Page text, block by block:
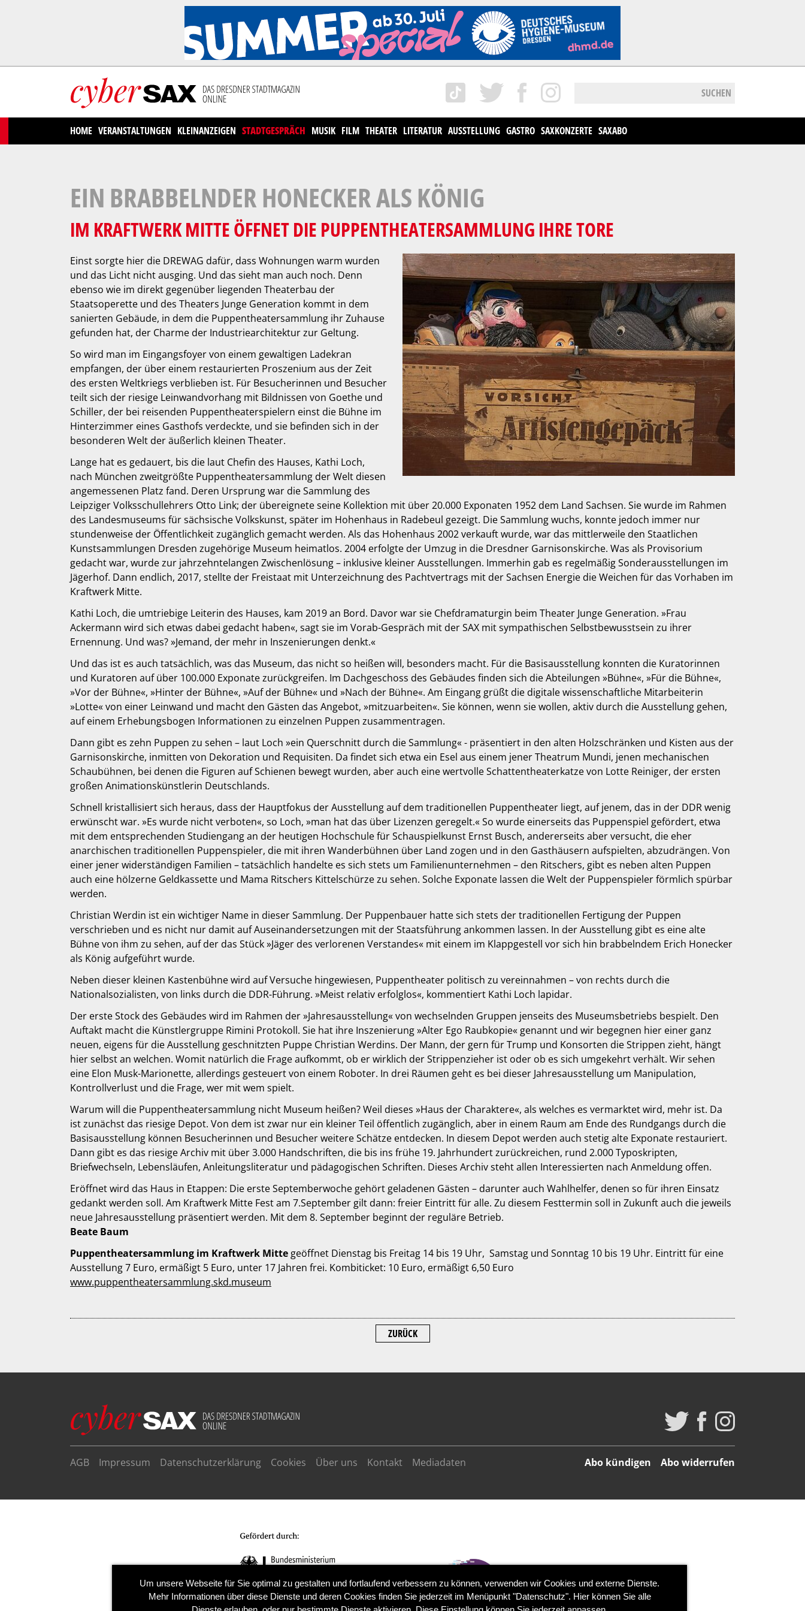
SUCHEN
HOME VERANSTALTUNGEN KLEINANZEIGEN STADTGESPRÄCH MUSIK FILM THEATER LITERATUR AUSSTELLUNG GASTRO SAXKONZERTE SAXABO
EIN BRABBELNDER HONECKER ALS KÖNIG
IM KRAFTWERK MITTE ÖFFNET DIE PUPPENTHEATERSAMMLUNG IHRE TORE
Einst sorgte hier die DREWAG dafür, dass Wohnungen warm wurden
und das Licht nicht ausging. Und das sieht man auch noch. Denn
ebenso wie im direkt gegenüber liegenden Theaterbau der
Staatsoperette und des Theaters Junge Generation kommt in dem
sanierten Gebäude, in dem die Puppentheatersammlung ihr Zuhause
gefunden hat, der Charme der Industriearchitektur zur Geltung.
So wird man im Eingangsfoyer von einem gewaltigen Ladekran
empfangen, der über einem restaurierten Proszenium aus der Zeit
des ersten Weltkriegs verblieben ist. Für Besucherinnen und Besucher
teilt sich der riesige Leinwandvorhang mit Bildnissen von Goethe und
Schiller, der bei reisenden Puppentheaterspielern einst die Bühne im
Hinterzimmer eines Gasthofs verdeckte, und sie befinden sich in der
besonderen Welt der äußerlich kleinen Theater.
Lange hat es gedauert, bis die laut Chefin des Hauses, Kathi Loch,
nach München zweitgrößte Puppentheatersammlung der Welt diesen
angemessenen Platz fand. Deren Ursprung war die Sammlung des
Leipziger Volksschullehrers Otto Link; der übereignete seine Kollektion mit über 20.000 Exponaten 1952 dem Land Sachsen. Sie wurde im Rahmen
des Landesmuseums für sächsische Volkskunst, später im Hohenhaus in Radebeul gezeigt. Die Sammlung wuchs, konnte jedoch immer nur
stundenweise der Öffentlichkeit zugänglich gemacht werden. Als das Hohenhaus 2002 verkauft wurde, war das mittlerweile den Staatlichen
Kunstsammlungen Dresden zugehörige Museum heimatlos. 2004 erfolgte der Umzug in die Dresdner Garnisonskirche. Was als Provisorium
gedacht war, wurde zur jahrzehntelangen Zwischenlösung – inklusive kleiner Ausstellungen. Immerhin gab es regelmäßig Sonderausstellungen im
Jägerhof. Dann endlich, 2017, stellte der Freistaat mit Unterzeichnung des Pachtvertrags mit der Sachsen Energie die Weichen für das Vorhaben im
Kraftwerk Mitte.
Kathi Loch, die umtriebige Leiterin des Hauses, kam 2019 an Bord. Davor war sie Chefdramaturgin beim Theater Junge Generation. »Frau
Ackermann wird sich etwas dabei gedacht haben«, sagt sie im Vorab-Gespräch mit der SAX mit sympathischen Selbstbewusstsein zu ihrer
Ernennung. Und was? »Jemand, der mehr in Inszenierungen denkt.«
Und das ist es auch tatsächlich, was das Museum, das nicht so heißen will, besonders macht. Für die Basisausstellung konnten die Kuratorinnen
und Kuratoren auf über 100.000 Exponate zurückgreifen. Im Dachgeschoss des Gebäudes finden sich die Abteilungen »Bühne«, »Für die Bühne«,
»Vor der Bühne«, »Hinter der Bühne«, »Auf der Bühne« und »Nach der Bühne«. Am Eingang grüßt die digitale wissenschaftliche Mitarbeiterin
»Lotte« von einer Leinwand und macht den Gästen das Angebot, »mitzuarbeiten«. Sie können, wenn sie wollen, aktiv durch die Ausstellung gehen,
auf einem Erhebungsbogen Informationen zu einzelnen Puppen zusammentragen.
Dann gibt es zehn Puppen zu sehen – laut Loch »ein Querschnitt durch die Sammlung« - präsentiert in den alten Holzschränken und Kisten aus der
Garnisonskirche, inmitten von Dekoration und Requisiten. Da findet sich etwa ein Esel aus einem jener Theatrum Mundi, jenen mechanischen
Schaubühnen, bei denen die Figuren auf Schienen bewegt wurden, aber auch eine wertvolle Schattentheaterkatze von Lotte Reiniger, der ersten
großen Animationskünstlerin Deutschlands.
Schnell kristallisiert sich heraus, dass der Hauptfokus der Ausstellung auf dem traditionellen Puppentheater liegt, auf jenem, das in der DDR wenig
erwünscht war. »Es wurde nicht verboten«, so Loch, »man hat das über Lizenzen geregelt.« So wurde einerseits das Puppenspiel gefördert, etwa
mit dem entsprechenden Studiengang an der heutigen Hochschule für Schauspielkunst Ernst Busch, andererseits aber versucht, die eher
anarchischen traditionellen Puppenspieler, die mit ihren Wanderbühnen über Land zogen und in den Gasthäusern aufspielten, abzudrängen. Von
einer jener widerständigen Familien – tatsächlich handelte es sich stets um Familienunternehmen – den Ritschers, gibt es neben alten Puppen
auch eine hölzerne Geldkassette und Mama Ritschers Kittelschürze zu sehen. Solche Exponate lassen die Welt der Puppenspieler förmlich spürbar
werden.
Christian Werdin ist ein wichtiger Name in dieser Sammlung. Der Puppenbauer hatte sich stets der traditionellen Fertigung der Puppen
verschrieben und es nicht nur damit auf Auseinandersetzungen mit der Staatsführung ankommen lassen. In der Ausstellung gibt es eine alte
Bühne von ihm zu sehen, auf der das Stück »Jäger des verlorenen Verstandes« mit einem im Klappgestell vor sich hin brabbelndem Erich Honecker
als König aufgeführt wurde.
Neben dieser kleinen Kastenbühne wird auf Versuche hingewiesen, Puppentheater politisch zu vereinnahmen – von rechts durch die
Nationalsozialisten, von links durch die DDR-Führung. »Meist relativ erfolglos«, kommentiert Kathi Loch lapidar.
Der erste Stock des Gebäudes wird im Rahmen der »Jahresausstellung« von wechselnden Gruppen jenseits des Museumsbetriebs bespielt. Den
Auftakt macht die Künstlergruppe Rimini Protokoll. Sie hat ihre Inszenierung »Alter Ego Raubkopie« genannt und wir begegnen hier einer ganz
neuen, eigens für die Ausstellung geschnitzten Puppe Christian Werdins. Der Mann, der gern für Trump und Konsorten die Strippen zieht, hängt
hier selbst an welchen. Womit natürlich die Frage aufkommt, ob er wirklich der Strippenzieher ist oder ob es sich umgekehrt verhält. Wir sehen
eine Elon Musk-Marionette, allerdings gesteuert von einem Roboter. In drei Räumen geht es bei dieser Jahresausstellung um Manipulation,
Kontrollverlust und die Frage, wer mit wem spielt.
Warum will die Puppentheatersammlung nicht Museum heißen? Weil dieses »Haus der Charaktere«, als welches es vermarktet wird, mehr ist. Da
ist zunächst das riesige Depot. Von dem ist zwar nur ein kleiner Teil öffentlich zugänglich, aber in einem Raum am Ende des Rundgangs durch die
Basisausstellung können Besucherinnen und Besucher weitere Schätze entdecken. In diesem Depot werden auch stetig alte Exponate restauriert.
Dann gibt es das riesige Archiv mit über 3.000 Handschriften, die bis ins frühe 19. Jahrhundert zurückreichen, rund 2.000 Typoskripten,
Briefwechseln, Lebensläufen, Anleitungsliteratur und pädagogischen Schriften. Dieses Archiv steht allen Interessierten nach Anmeldung offen.
Eröffnet wird das Haus in Etappen: Die erste Septemberwoche gehört geladenen Gästen – darunter auch Wahlhelfer, denen so für ihren Einsatz
gedankt werden soll. Am Kraftwerk Mitte Fest am 7.September gilt dann: freier Eintritt für alle. Zu diesem Festtermin soll in Zukunft auch die jeweils
neue Jahresausstellung präsentiert werden. Mit dem 8. September beginnt der reguläre Betrieb.
Beate Baum
Puppentheatersammlung im Kraftwerk Mitte geöffnet Dienstag bis Freitag 14 bis 19 Uhr, Samstag und Sonntag 10 bis 19 Uhr. Eintritt für eine
Ausstellung 7 Euro, ermäßigt 5 Euro, unter 17 Jahren frei. Kombiticket: 10 Euro, ermäßigt 6,50 Euro
www.puppentheatersammlung.skd.museum
ZURÜCK
AGB Impressum Datenschutzerklärung Cookies Über uns Kontakt Mediadaten Abo kündigen Abo widerrufen
Um unsere Webseite für Sie optimal zu gestalten und fortlaufend verbessern zu können, verwenden wir Cookies und externe Dienste.
Mehr Informationen über diese Dienste und deren Cookies finden Sie jederzeit im Menüpunkt "Datenschutz". Hier können Sie alle